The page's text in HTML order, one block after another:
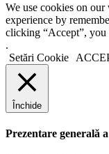
We use cookies on
experience by
clicking “Accept”, you
.
Setări Cookie
Închide
Prezentare generală